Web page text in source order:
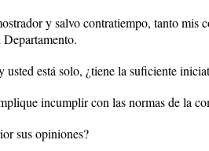
y salvo contratiempo, tanto mis
usted está solo, ¿tiene la suficiente
incumplir con las normas de la
sus opiniones?